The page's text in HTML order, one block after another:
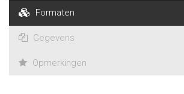
Formaten
Gegevens
Opmerkingen